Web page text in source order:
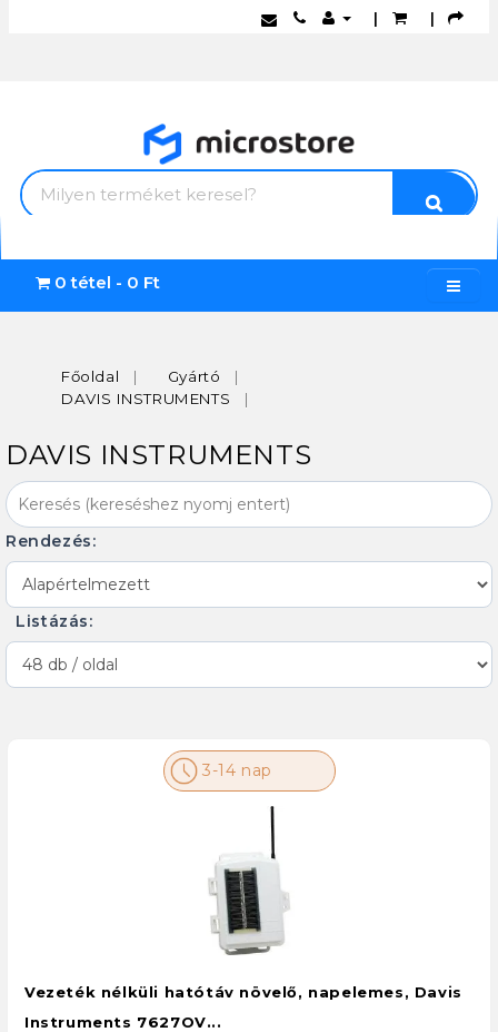
| |
0 tétel - 0 Ft
Főoldal
Gyártó
DAVIS INSTRUMENTS
DAVIS INSTRUMENTS
Rendezés:
Listázás:
3-14 nap
Vezeték nélküli hatótáv növelő, napelemes, Davis
Instruments 7627OV...